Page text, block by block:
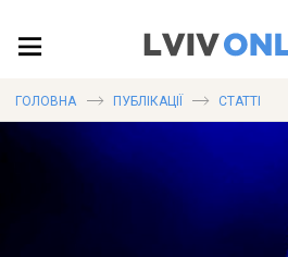
ЛОКАЦІЇ
ГОЛОВНА ПУБЛІКАЦІЇ СТАТТІ